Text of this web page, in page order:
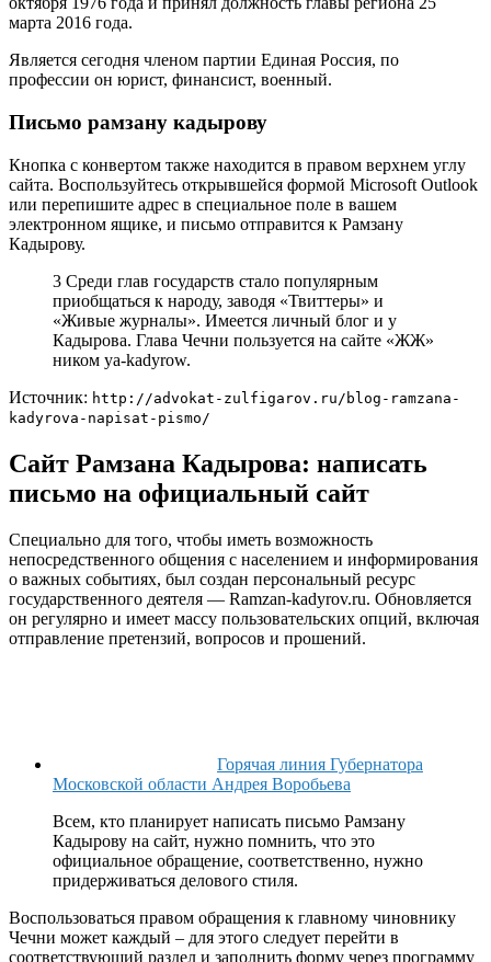
марта 2016 года.
Является сегодня членом партии Единая Россия, по
профессии он юрист, финансист, военный.
Письмо рамзану кадырову
Кнопка с конвертом также находится в правом верхнем углу
сайта. Воспользуйтесь открывшейся формой Microsoft Outlook
или перепишите адрес в специальное поле в вашем
электронном ящике, и письмо отправится к Рамзану
Кадырову.
3 Среди глав государств стало популярным
приобщаться к народу, заводя «Твиттеры» и
«Живые журналы». Имеется личный блог и у
Кадырова. Глава Чечни пользуется на сайте «ЖЖ»
ником ya-kadyrow.
Источник: http://advokat-zulfigarov.ru/blog-ramzana-
kadyrova-napisat-pismo/
Сайт Рамзана Кадырова: написать
письмо на официальный сайт
Специально для того, чтобы иметь возможность
непосредственного общения с населением и информирования
о важных событиях, был создан персональный ресурс
государственного деятеля — Ramzan-kadyrov.ru. Обновляется
он регулярно и имеет массу пользовательских опций, включая
отправление претензий, вопросов и прошений.
Горячая линия Губернатора
Московской области Андрея Воробьева
Всем, кто планирует написать письмо Рамзану
Кадырову на сайт, нужно помнить, что это
официальное обращение, соответственно, нужно
придерживаться делового стиля.
Воспользоваться правом обращения к главному чиновнику
Чечни может каждый – для этого следует перейти в
соответствующий раздел и заполнить форму через программу